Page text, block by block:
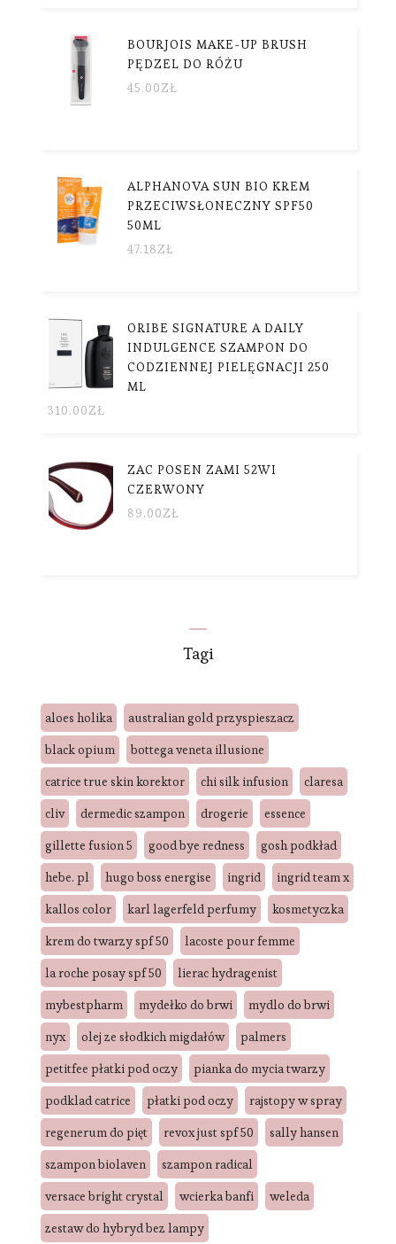
BOURJOIS MAKE-UP BRUSH
PĘDZEL DO RÓŻU
45.00ZŁ
ALPHANOVA SUN BIO KREM
PRZECIWSŁONECZNY SPF50
50ML
47.18ZŁ
ORIBE SIGNATURE A DAILY
INDULGENCE SZAMPON DO
CODZIENNEJ PIELĘGNACJI 250
ML
310.00ZŁ
ZAC POSEN ZAMI 52WI
CZERWONY
89.00ZŁ
Tagi
aloes holika
australian gold przyspieszacz
black opium
bottega veneta illusione
catrice true skin korektor
chi silk infusion
claresa
cliv
dermedic szampon drogerie
essence
gillette fusion 5
good bye redness
gosh podkład
hebe. pl
hugo boss energise ingrid
ingrid team x
kallos color
karl lagerfeld perfumy
kosmetyczka
krem do twarzy spf 50
lacoste pour femme
la roche posay spf 50
lierac hydragenist
mybestpharm
mydełko do brwi
mydlo do brwi
nyx
olej ze słodkich migdałów
palmers
petitfee płatki pod oczy
pianka do mycia twarzy
podklad catrice
płatki pod oczy
rajstopy w spray
regenerum do pięt
revox just spf 50
sally hansen
szampon biolaven
szampon radical
versace bright crystal
wcierka banfi
weleda
zestaw do hybryd bez lampy